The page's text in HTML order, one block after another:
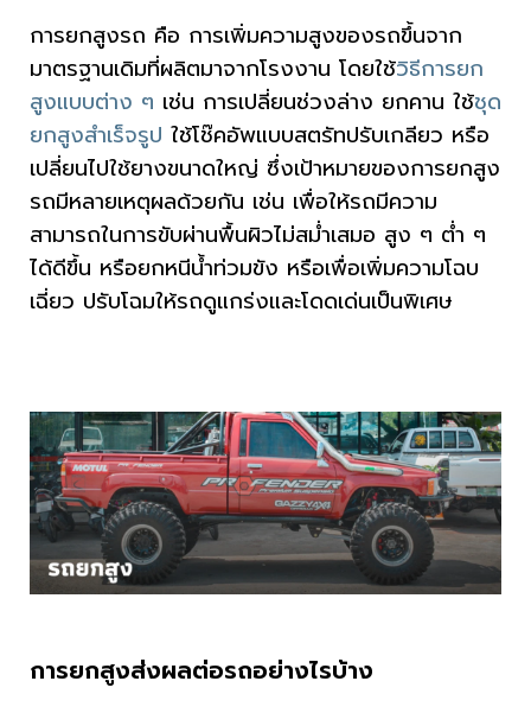
การยกสูงรถ คือ การเพิ่มความสูงของรถขึ้นจาก
มาตรฐานเดิมที่ผลิตมาจากโรงงาน โดยใช้วิธีการยก
สูงแบบต่าง ๆ เช่น การเปลี่ยนช่วงล่าง ยกคาน ใช้ชุด
ยกสูงสำเร็จรูป ใช้โช๊คอัพแบบสตรัทปรับเกลียว หรือ
เปลี่ยนไปใช้ยางขนาดใหญ่ ซึ่งเป้าหมายของการยกสูง
รถมีหลายเหตุผลด้วยกัน เช่น เพื่อให้รถมีความ
สามารถในการขับผ่านพื้นผิวไม่สม่ำเสมอ สูง ๆ ต่ำ ๆ
ได้ดีขึ้น หรือยกหนีน้ำท่วมขัง หรือเพื่อเพิ่มความโฉบ
เฉี่ยว ปรับโฉมให้รถดูแกร่งและโดดเด่นเป็นพิเศษ
การยกสูงส่งผลต่อรถอย่างไรบ้าง